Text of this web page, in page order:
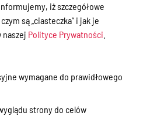
Ostródzie
Retransmisja I
Ostródzkiego
Sesji Rady
iż szczegółowe
są „ciasteczka” i jak je
naszej Polityce Prywatności
wymagane do prawidłowego
strony do celów